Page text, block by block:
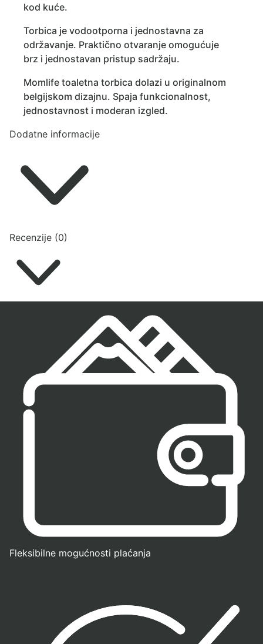
kod kuće.
Torbica je vodootporna i jednostavna za
održavanje. Praktično otvaranje omogućuje
brz i jednostavan pristup sadržaju.
Momlife toaletna torbica dolazi u originalnom
belgijskom dizajnu. Spaja funkcionalnost,
jednostavnost i moderan izgled.
Dodatne informacije
Recenzije (0)
Fleksibilne mogućnosti plaćanja